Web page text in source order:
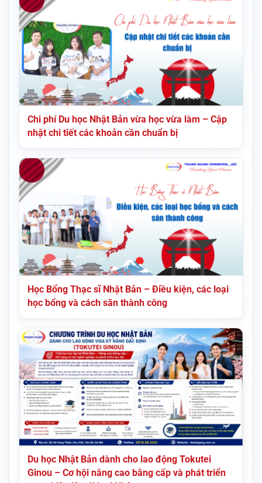
Chi phí Du học Nhật Bản vừa học vừa làm – Cập
nhật chi tiết các khoản cần chuẩn bị
Học Bổng Thạc sĩ Nhật Bản – Điều kiện, các loại
học bổng và cách săn thành công
Du học Nhật Bản dành cho lao động Tokutei
Ginou – Cơ hội nâng cao bằng cấp và phát triển